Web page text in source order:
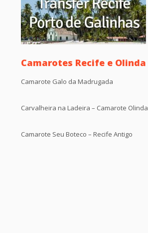
Camarotes Recife e Olinda
Camarote Galo da Madrugada
Carvalheira na Ladeira – Camarote Olinda
Camarote Seu Boteco – Recife Antigo